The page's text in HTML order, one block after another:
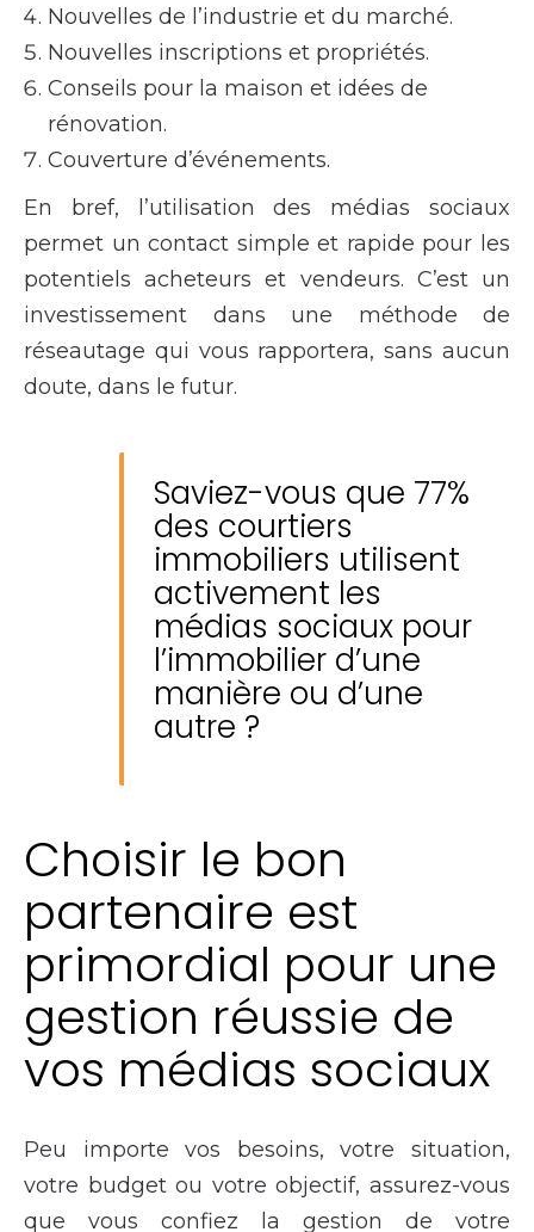
Nouvelles de l’industrie et du marché.
Nouvelles inscriptions et propriétés.
Conseils pour la maison et idées de
rénovation.
Couverture d’événements.
En bref, l’utilisation des médias sociaux
permet un contact simple et rapide pour les
potentiels acheteurs et vendeurs. C’est un
investissement dans une méthode de
réseautage qui vous rapportera, sans aucun
doute, dans le futur.
Saviez-vous que 77%
des courtiers
immobiliers utilisent
activement les
médias sociaux pour
l’immobilier d’une
manière ou d’une
autre ?
Choisir le bon
partenaire est
primordial pour une
gestion réussie de
vos médias sociaux
Peu importe vos besoins, votre situation,
votre budget ou votre objectif, assurez-vous
que vous confiez la gestion de votre